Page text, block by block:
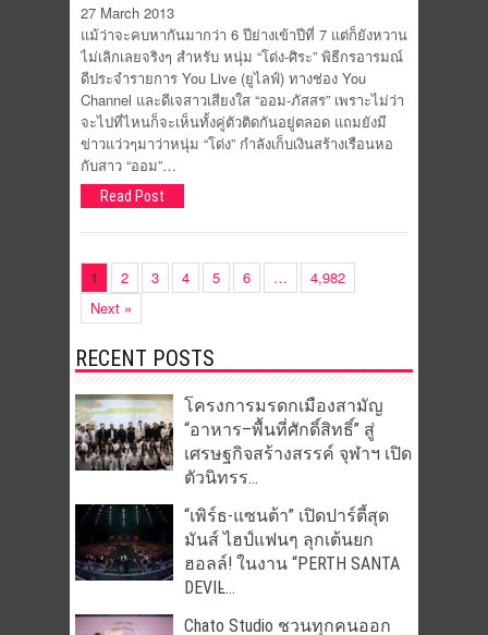
27 March 2013
แม้ว่าจะคบหากันมากว่า 6 ปีย่างเข้าปีที่ 7 แต่ก็ยังหวาน
ไม่เลิกเลยจริงๆ สำหรับ หนุ่ม “โด่ง-ศิระ” พิธีกรอารมณ์
ดีประจำรายการ You Live (ยูไลฟ์) ทางช่อง You
Channel และดีเจสาวเสียงใส “ออม-ภัสสร” เพราะไม่ว่า
จะไปที่ไหนก็จะเห็นทั้งคู่ตัวติดกันอยู่ตลอด แถมยังมี
ข่าวแว่วๆมาว่าหนุ่ม “โด่ง” กำลังเก็บเงินสร้างเรือนหอ
กับสาว “ออม”…
Read Post
1 2 3 4 5 6 …
4,982
Next »
RECENT POSTS
โครงการมรดกเมืองสามัญ
“อาหาร–พื้นที่ศักดิ์สิทธิ์” สู่
เศรษฐกิจสร้างสรรค์ จุฬาฯ เปิด
ตัวนิทรร...
“เพิร์ธ-แซนต้า” เปิดปาร์ตี้สุด
มันส์ ไฮป์แฟนๆ ลุกเต้นยก
ฮอลล์! ในงาน “PERTH SANTA
DEVIL̵...
Chato Studio ชวนทุกคนออก